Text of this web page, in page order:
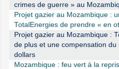
crimes de guerre » au
Projet gazier au Mozambique :
TotalEnergies de prendre « en
Projet gazier au Mozambique :
de plus et une compensation
dollars
Mozambique : feu vert à la